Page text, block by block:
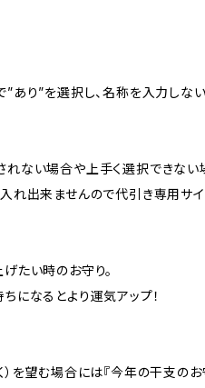
あり”を選択し、名称を入力しな
ない場合や上手く選択できない
れ出来ませんので代引き専用サ
たい時のお守り。
になるとより運気アップ！
）を望む場合には『今年の干支のお